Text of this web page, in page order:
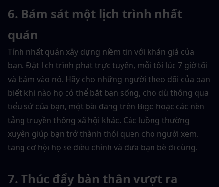
6. Bám sát một lịch trình nhất
quán
Tính nhất quán xây dựng niềm tin với khán giả của
bạn. Đặt lịch trình phát trực tuyến, mỗi tối lúc 7 giờ tối
và bám vào nó. Hãy cho những người theo dõi của bạn
biết khi nào họ có thể bắt bạn sống, cho dù thông qua
tiểu sử của bạn, một bài đăng trên Bigo hoặc các nền
tảng truyền thông xã hội khác. Các luồng thường
xuyên giúp bạn trở thành thói quen cho người xem,
tăng cơ hội họ sẽ điều chỉnh và đưa bạn bè đi cùng.
7. Thúc đẩy bản thân vượt ra